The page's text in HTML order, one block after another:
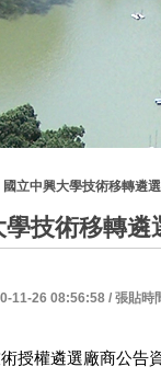
國立中興大學技術移轉遴
學技術移轉
11-26 08:56:58 / 張貼
授權遴選廠商公告